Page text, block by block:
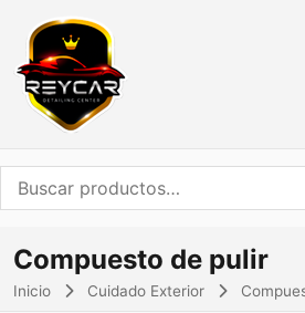
Buscar
por:
Compuesto de pulir
Inicio Cuidado Exterior